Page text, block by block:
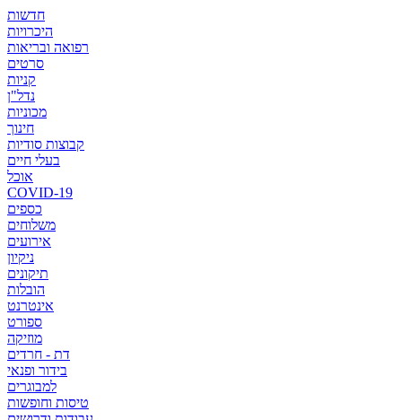
חדשות
היכרויות
רפואה ובריאות
סרטים
קניות
נדל"ן
מכוניות
חינוך
קבוצות סודיות
בעלי חיים
אוכל
COVID-19
כספים
משלוחים
אירועים
ניקיון
תיקונים
הובלות
אינטרנט
ספורט
מוזיקה
דת - חרדים
בידור ופנאי
למבוגרים
טיסות וחופשות